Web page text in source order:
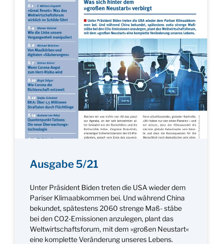
Ausgabe 5/21
Unter Präsident Biden treten die USA wieder dem
Pariser Klimaabkommen bei. Und während China
bekundet, spätestens 2060 strenge Maß- stäbe
bei den CO2-Emissionen anzulegen, plant das
Weltwirtschaftsforum, mit dem »großen Neustart«
eine komplette Veränderung unseres Lebens.